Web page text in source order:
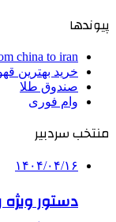
پیوندها
china to iran
خرید بهترین
صندوق طلا
وام فوری
منتخب سردبیر
۱۴۰۴/۰۴/۱۶
دستور